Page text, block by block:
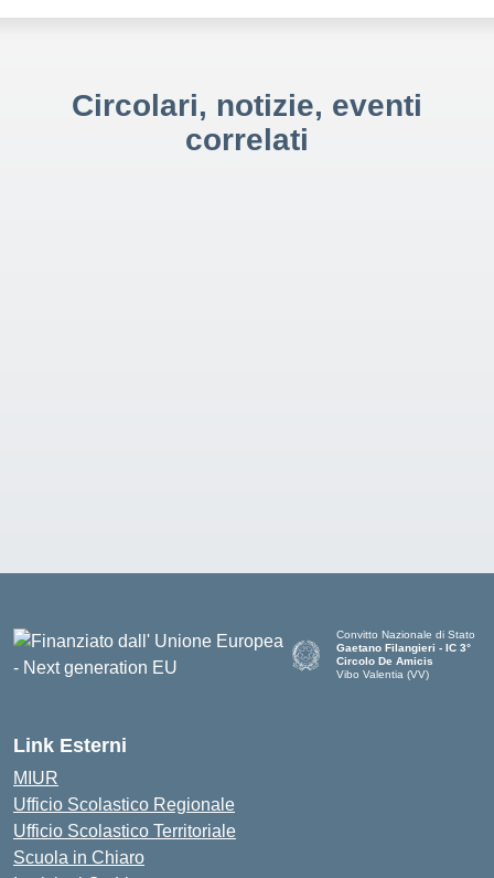
Circolari, notizie, eventi
correlati
Convitto Nazionale di Stato
Gaetano Filangieri - IC 3°
Circolo De Amicis
Vibo Valentia (VV)
Link Esterni
MIUR
Ufficio Scolastico Regionale
Ufficio Scolastico Territoriale
Scuola in Chiaro